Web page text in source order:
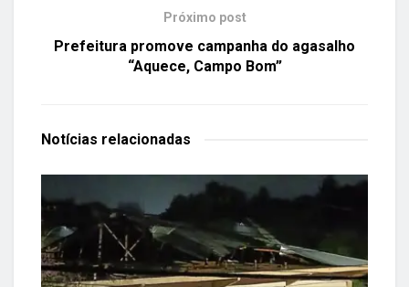
Próximo post
Prefeitura promove campanha do agasalho
“Aquece, Campo Bom”
Notícias relacionadas